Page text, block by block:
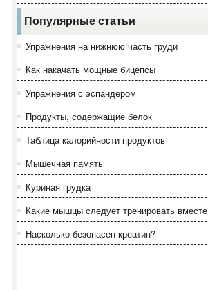
Популярные статьи
Упражнения на нижнюю часть груди
Как накачать мощные бицепсы
Упражнения с эспандером
Продукты, содержащие белок
Таблица калорийности продуктов
Мышечная память
Куриная грудка
Какие мышцы следует тренировать вместе
Насколько безопасен креатин?